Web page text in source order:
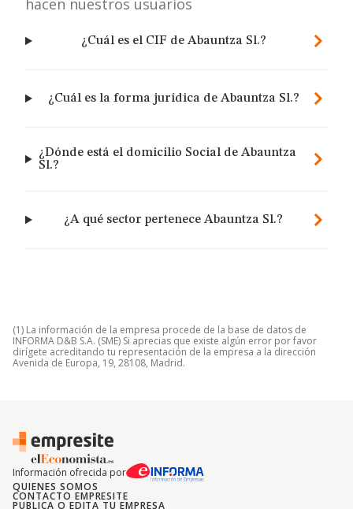
hacen nuestros usuarios
¿Cuál es el CIF de Abauntza Sl.?
¿Cuál es la forma jurídica de Abauntza Sl.?
¿Dónde está el domicilio Social de Abauntza
Sl.?
¿A qué sector pertenece Abauntza Sl.?
(1) La información de la empresa procede de la base de datos de
INFORMA D&B S.A. (SME) Si aprecias que existe algún error por favor
dirígete acreditando tu representación de la empresa a la dirección
Avenida de Europa, 19, 28108, Madrid.
Información ofrecida por
QUIENES SOMOS
CONTACTO EMPRESITE
PUBLICA O EDITA TU EMPRESA